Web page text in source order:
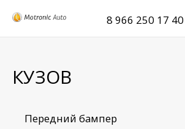
8 966 250 17 40
КУЗОВ
Передний бампер